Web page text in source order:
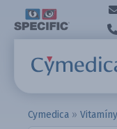
Cymedica »